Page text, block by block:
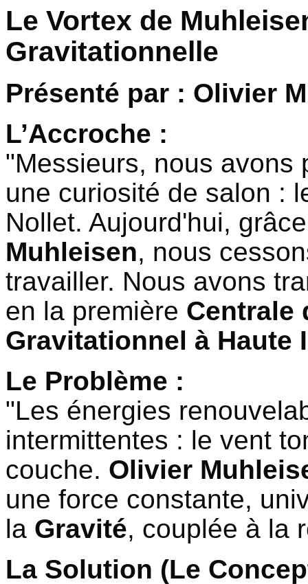
Le Vortex de
Gravitationnelle
Présenté par : Olivier
L’Accroche :
"Messieurs, nous avons
une curiosité de salon :
Nollet. Aujourd'hui,
Muhleisen, nous
travailler. Nous avons
en la première Centrale
Gravitationnel à Haute
Le Problème :
"Les énergies
intermittentes : le vent
couche. Olivier
une force constante,
la Gravité, couplée à la
La Solution (Le